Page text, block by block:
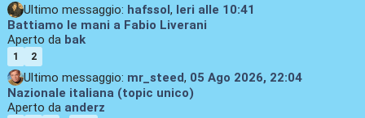
Ultimo messaggio: hafssol, Ieri alle 10:41
Battiamo le mani a Fabio Liverani
Aperto da bak
1 2
Ultimo messaggio: mr_steed, 05 Ago 2026, 22:04
Nazionale italiana (topic unico)
Aperto da anderz